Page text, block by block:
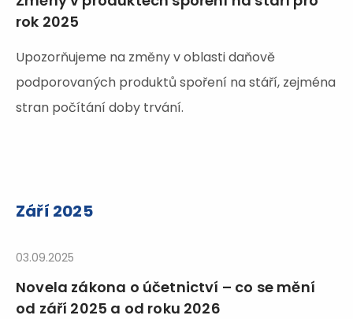
rok 2025
Upozorňujeme na změny v oblasti daňově
podporovaných produktů spoření na stáří, zejména
stran počítání doby trvání.
Září 2025
03.09.2025
Novela zákona o účetnictví – co se mění
od září 2025 a od roku 2026